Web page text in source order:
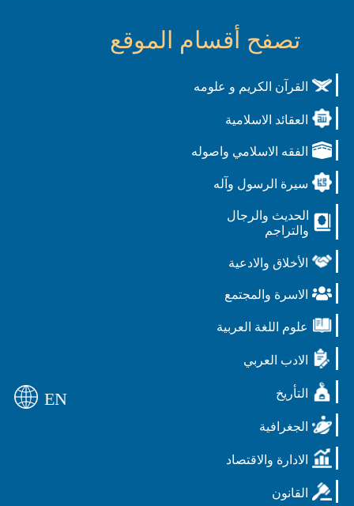
تصفح أقسام الموقع
القرآن الكريم و علومه
العقائد الاسلامية
الفقه الاسلامي واصوله
سيرة الرسول وآله
الحديث والرجال
والتراجم
الأخلاق والادعية
الاسرة والمجتمع
علوم اللغة العربية
الادب العربي
التأريخ
الجغرافية
الادارة والاقتصاد
القانون
EN